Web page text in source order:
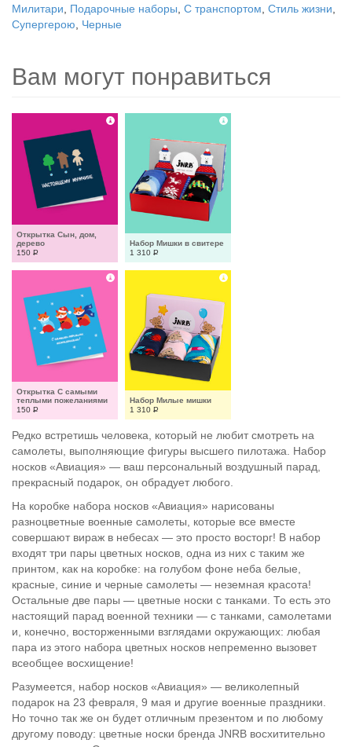
Милитари
Подарочные наборы С транспортом Стиль жизни
Супергерою
Черные
Вам могут понравиться
Открытка Сын, дом,
дерево
150 Р
Набор Мишки в свитере
1 310 Р
Открытка C самыми
теплыми пожеланиями
150 Р
Набор Милые мишки
1 310 Р
Редко встретишь человека, который не любит смотреть на
самолеты, выполняющие фигуры высшего пилотажа. Набор
носков «Авиация» — ваш персональный воздушный парад,
прекрасный подарок, он обрадует любого.
На коробке набора носков «Авиация» нарисованы
разноцветные военные самолеты, которые все вместе
совершают вираж в небесах — это просто восторг! В набор
входят три пары цветных носков, одна из них с таким же
принтом, как на коробке: на голубом фоне неба белые,
красные, синие и черные самолеты — неземная красота!
Остальные две пары — цветные носки с танками. То есть это
настоящий парад военной техники — с танками, самолетами
и, конечно, восторженными взглядами окружающих: любая
пара из этого набора цветных носков непременно вызовет
всеобщее восхищение!
Разумеется, набор носков «Авиация» — великолепный
подарок на 23 февраля, 9 мая и другие военные праздники.
Но точно так же он будет отличным презентом и по любому
другому поводу: цветные носки бренда JNRB восхитительно